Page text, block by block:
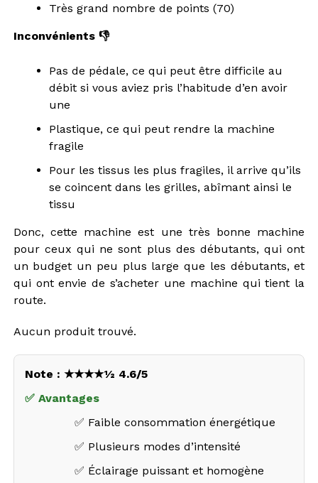
Très grand nombre de points (70)
Inconvénients 👎
Pas de pédale, ce qui peut être difficile au
débit si vous aviez pris l’habitude d’en avoir
une
Plastique, ce qui peut rendre la machine
fragile
Pour les tissus les plus fragiles, il arrive qu’ils
se coincent dans les grilles, abîmant ainsi le
tissu
Donc, cette machine est une très bonne machine
pour ceux qui ne sont plus des débutants, qui ont
un budget un peu plus large que les débutants, et
qui ont envie de s’acheter une machine qui tient la
route.
Aucun produit trouvé.
Note : ★★★★½ 4.6/5
✅ Avantages
✅ Faible consommation énergétique
✅ Plusieurs modes d’intensité
✅ Éclairage puissant et homogène